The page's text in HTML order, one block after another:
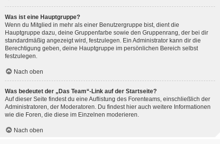
Was ist eine Hauptgruppe?
Wenn du Mitglied in mehr als einer Benutzergruppe bist, dient die
Hauptgruppe dazu, deine Gruppenfarbe sowie den Gruppenrang, der bei dir
standardmäßig angezeigt wird, festzulegen. Ein Administrator kann dir die
Berechtigung geben, deine Hauptgruppe im persönlichen Bereich selbst
festzulegen.
Nach oben
Was bedeutet der „Das Team“-Link auf der Startseite?
Auf dieser Seite findest du eine Auflistung des Forenteams, einschließlich der
Administratoren, der Moderatoren. Du findest hier auch weitere Informationen
wie die Foren, die diese im Einzelnen moderieren.
Nach oben